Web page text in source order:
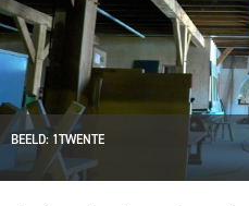
BEELD: 1TWENTE